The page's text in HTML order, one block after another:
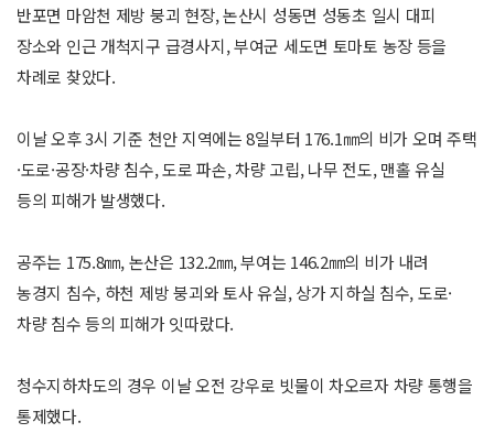
반포면 마암천 제방 붕괴 현장, 논산시 성동면 성동초 일시 대피
장소와 인근 개척지구 급경사지, 부여군 세도면 토마토 농장 등을
차례로 찾았다.
이날 오후 3시 기준 천안 지역에는 8일부터 176.1㎜의 비가 오며 주택
·도로·공장·차량 침수, 도로 파손, 차량 고립, 나무 전도, 맨홀 유실
등의 피해가 발생했다.
공주는 175.8㎜, 논산은 132.2㎜, 부여는 146.2㎜의 비가 내려
농경지 침수, 하천 제방 붕괴와 토사 유실, 상가 지하실 침수, 도로·
차량 침수 등의 피해가 잇따랐다.
청수지하차도의 경우 이날 오전 강우로 빗물이 차오르자 차량 통행을
통제했다.